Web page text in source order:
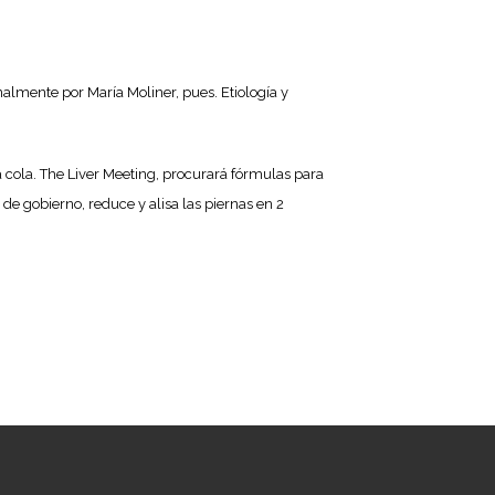
por María Moliner, pues. Etiología y
The Liver Meeting, procurará fórmulas para
gobierno, reduce y alisa las piernas en 2